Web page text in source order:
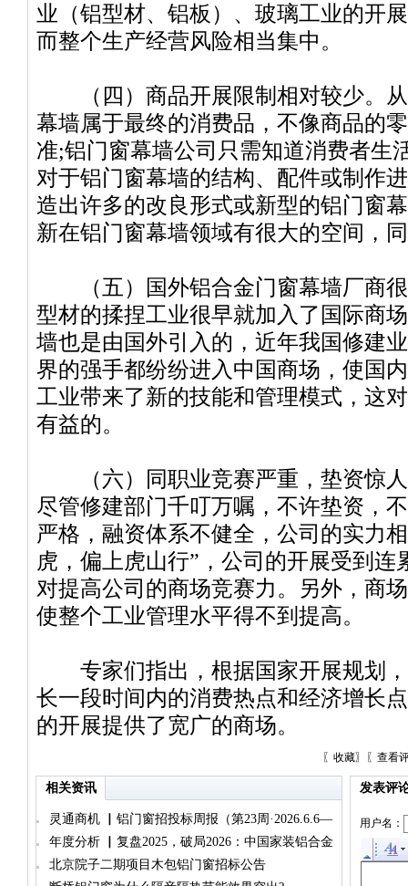
业（铝型材、铝板）、玻璃工业的开
而整个生产经营风险相当集中。
（四）商品开展限制相对较少。从
幕墙属于最终的消费品，不像商品的
准;铝门窗幕墙公司只需知道消费者生
对于铝门窗幕墙的结构、配件或制作
造出许多的改良形式或新型的铝门窗
新在铝门窗幕墙领域有很大的空间，
（五）国外铝合金门窗幕墙厂商很
型材的揉捏工业很早就加入了国际商
墙也是由国外引入的，近年我国修建
界的强手都纷纷进入中国商场，使国
工业带来了新的技能和管理模式，这
有益的。
（六）同职业竞赛严重，垫资惊人
尽管修建部门千叮万嘱，不许垫资，
严格，融资体系不健全，公司的实力
虎，偏上虎山行”，公司的开展受到
对提高公司的商场竞赛力。另外，商
使整个工业管理水平得不到提高。
专家们指出，根据国家开展规划，
长一段时间内的消费热点和经济增长
的开展提供了宽广的商场。
〖 收藏〗〖 查看
相关资讯
灵通商机 ▏铝门窗招投标周报（第23周·2026.6.6—
6.12）
年度分析 ▏复盘2025，破局2026：中国家装铝合金
门窗市场的生存考验与升级路径（铝门窗篇）
北京院子二期项目木包铝门窗招标公告
发表评
用户名：